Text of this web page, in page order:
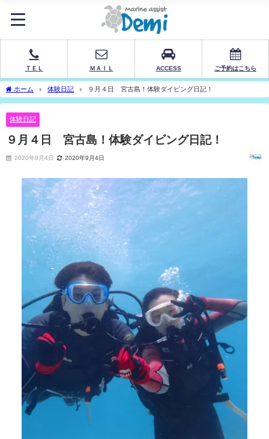
ＴＥＬ ＭＡＩＬ ACCESS ご予約はこちら
ホーム 体験日記 ９月４日 宮古島！体験ダイビング日記！
体験日記
９月４日 宮古島！体験ダイビング日記！
2020年9月4日 2020年9月4日